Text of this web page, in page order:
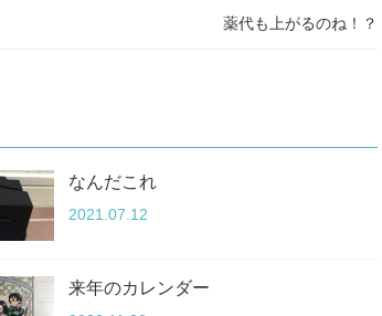
薬代も上がるのね！？
なんだこれ
2021.07.12
来年のカレンダー